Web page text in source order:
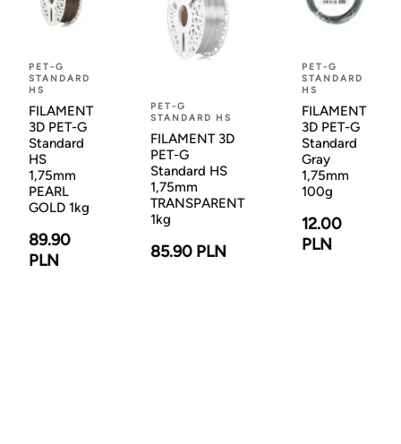
PET-G
STANDARD
HS
FILAMENT
3D PET-G
Standard
HS
1,75mm
PEARL
GOLD 1kg
89.90
PLN
PET-G
STANDARD HS
FILAMENT 3D
PET-G
Standard HS
1,75mm
TRANSPARENT
1kg
85.90 PLN
PET-G
STANDARD
HS
FILAMENT
3D PET-G
Standard
Gray
1,75mm
100g
12.00
PLN